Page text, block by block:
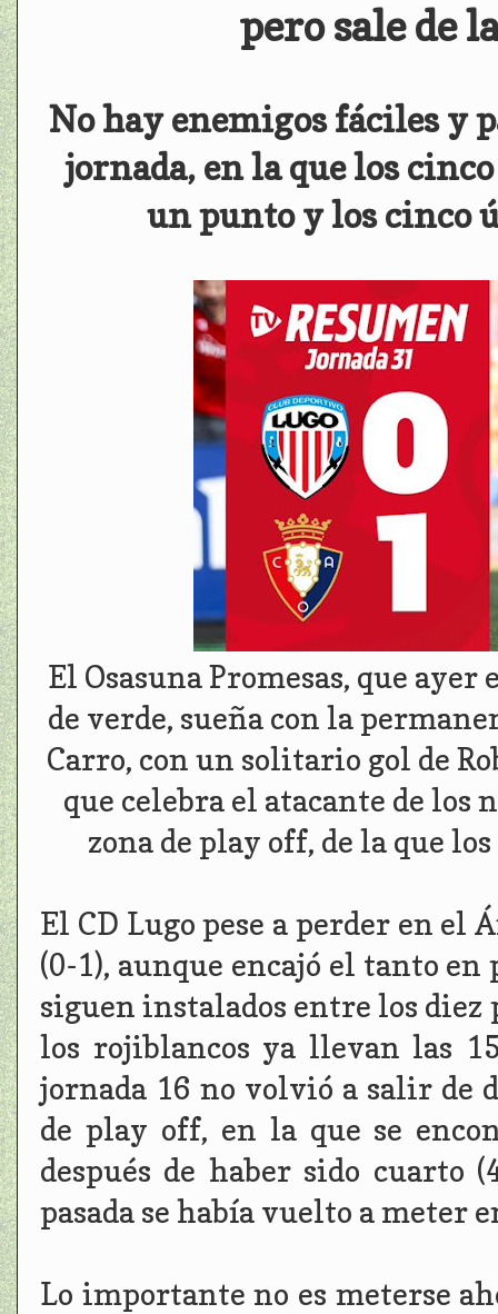
pero sale de
No hay enemigos fáciles y
jornada, en la que los
un punto y los cinco
El Osasuna Promesas, que
de verde, sueña con la
Carro, con un solitario gol de
que celebra el atacante de los
zona de play off, de la que
El CD Lugo pese a perder en el
(0-1), aunque encajó el tanto
siguen instalados entre los diez
los rojiblancos ya llevan las
jornada 16 no volvió a salir de
de play off, en la que se
después de haber sido cuarto
pasada se había vuelto a meter
Lo importante no es meterse